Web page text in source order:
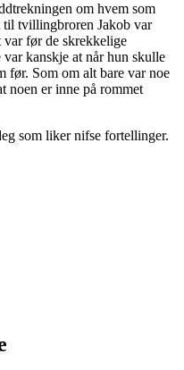
om hvem som
til tvillingbroren Jakob var
var før de skrekkelige
var kanskje at når hun skulle
før. Som om alt bare var noe
noen er inne på rommet
som liker nifse fortellinger.